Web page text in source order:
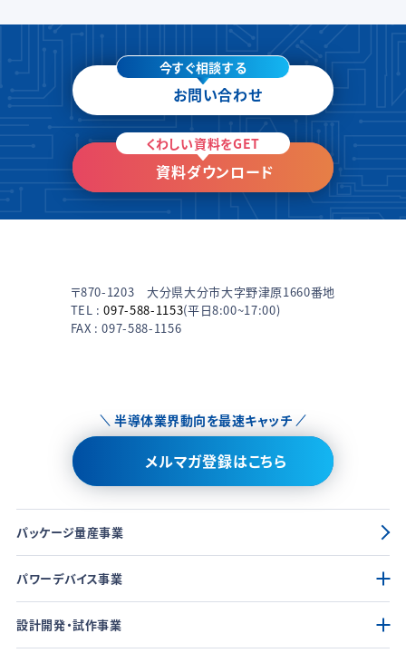
今すぐ相談する
お問い合わせ
くわしい資料をGET
資料ダウンロード
〒870-1203 大分県大分市大字野津原1660番地
TEL :097-588-1153(平日8:00~17:00)
FAX : 097-588-1156
半導体業界動向を最速キャッチ
メルマガ登録はこちら
パッケージ量産事業
パワーデバイス事業
設計開発・試作事業